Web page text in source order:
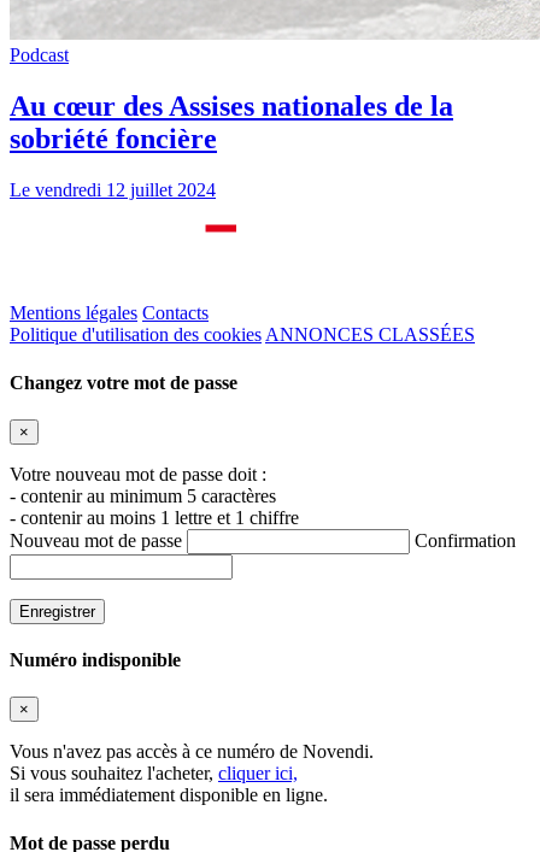
Podcast
Au cœur des Assises nationales de la
sobriété foncière
Le vendredi 12 juillet 2024
Mentions légales Contacts
Politique d'utilisation des cookies ANNONCES CLASSÉES
Changez votre mot de passe
×
Votre nouveau mot de passe doit :
- contenir au minimum 5 caractères
- contenir au moins 1 lettre et 1 chiffre
Nouveau mot de passe
Confirmation
Numéro indisponible
×
Vous n'avez pas accès à ce numéro de Novendi.
Si vous souhaitez l'acheter, cliquer ici,
il sera immédiatement disponible en ligne.
Mot de passe perdu